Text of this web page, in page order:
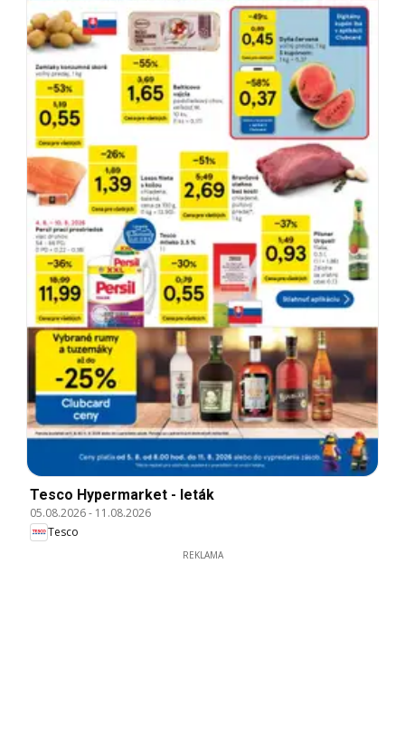
Tesco Hypermarket - leták
05.08.2026- 11.08.2026
Tesco
REKLAMA